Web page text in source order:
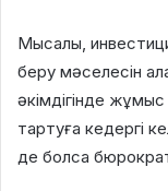
Мысалы,
беру мәселесін
әкімдігінде
тартуға кедергі
де болса